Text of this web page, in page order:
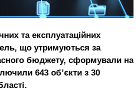
та експлуатаційних
що утримуються за
бюджету, сформували на
643 об’єкти з 30